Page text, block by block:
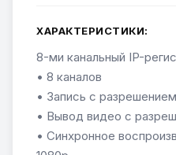
ХАРАКТЕРИСТИКИ:
8-ми канальный IP-
• 8 каналов
• Запись с
• Вывод видео с
• Синхронное